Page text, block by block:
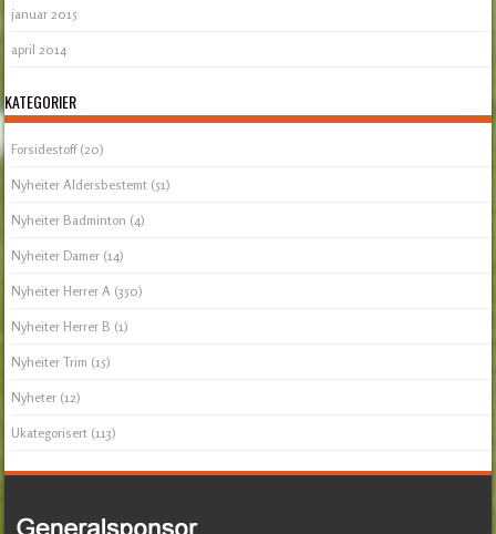
januar 2015
april 2014
KATEGORIER
Forsidestoff(20)
Nyheiter Aldersbestemt (51)
Nyheiter Badminton (4)
Nyheiter Damer (14)
Nyheiter Herrer A (350)
Nyheiter Herrer B (1)
Nyheiter Trim (15)
Nyheter (12)
Ukategorisert (113)